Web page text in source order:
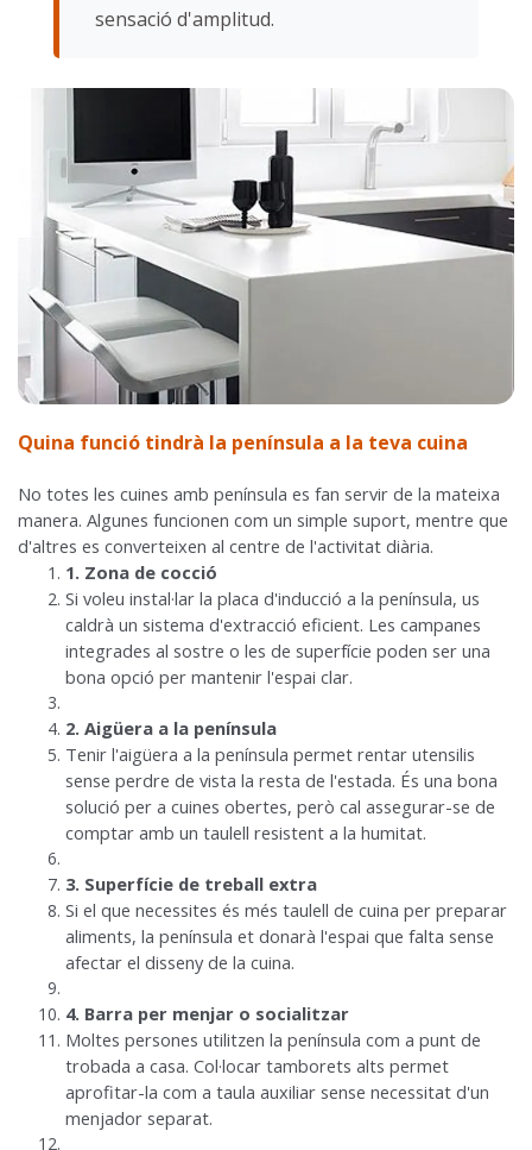
sensació d'amplitud.
Quina funció tindrà la península a la teva cuina
No totes les cuines amb península es fan servir de la mateixa
manera. Algunes funcionen com un simple suport, mentre que
d'altres es converteixen al centre de l'activitat diària.
1. Zona de cocció
Si voleu instal·lar la placa d'inducció a la península, us
caldrà un sistema d'extracció eficient. Les campanes
integrades al sostre o les de superfície poden ser una
bona opció per mantenir l'espai clar.
2. Aigüera a la península
Tenir l'aigüera a la península permet rentar utensilis
sense perdre de vista la resta de l'estada. És una bona
solució per a cuines obertes, però cal assegurar-se de
comptar amb un taulell resistent a la humitat.
3. Superfície de treball extra
Si el que necessites és més taulell de cuina per preparar
aliments, la península et donarà l'espai que falta sense
afectar el disseny de la cuina.
4. Barra per menjar o socialitzar
Moltes persones utilitzen la península com a punt de
trobada a casa. Col·locar tamborets alts permet
aprofitar-la com a taula auxiliar sense necessitat d'un
menjador separat.